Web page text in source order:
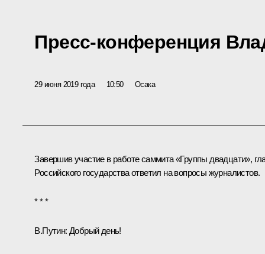
Пресс-конференция
29 июня 2019 года 10:50 Осака
Завершив участие в работе саммита «Группы двадцати»,
Российского государства ответил на вопросы журналистов.
* * *
В.Путин: Добрый день!